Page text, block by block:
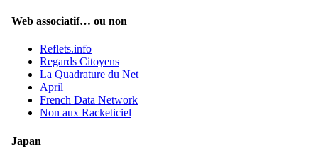
Web associatif… ou non
Reflets.info
Regards Citoyens
La Quadrature du Net
April
French Data Network
Non aux Racketiciel
Japan